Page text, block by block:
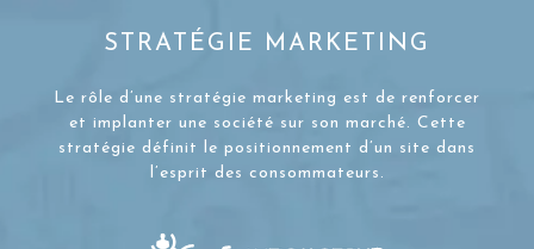
STRATÉGIE MARKETING
Le rôle d’une stratégie marketing est de renforcer
et implanter une société sur son marché. Cette
stratégie définit le positionnement d’un site dans
l’esprit des consommateurs.